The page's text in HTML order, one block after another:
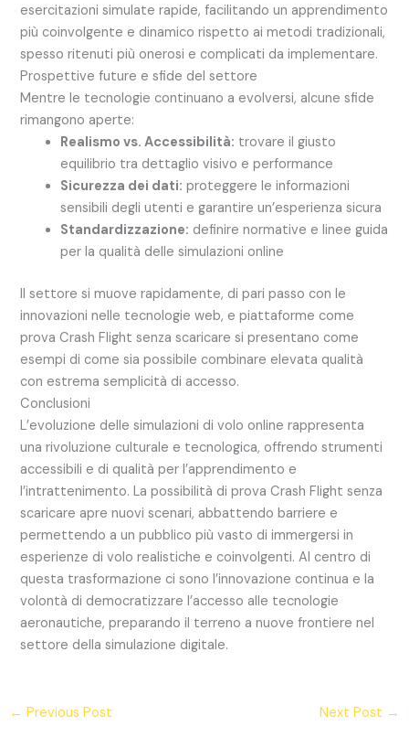
esercitazioni simulate rapide, facilitando un apprendimento
più coinvolgente e dinamico rispetto ai metodi tradizionali,
spesso ritenuti più onerosi e complicati da implementare.
Prospettive future e sfide del settore
Mentre le tecnologie continuano a evolversi, alcune sfide
rimangono aperte:
Realismo vs. Accessibilità: trovare il giusto
equilibrio tra dettaglio visivo e performance
Sicurezza dei dati: proteggere le informazioni
sensibili degli utenti e garantire un’esperienza sicura
Standardizzazione: definire normative e linee guida
per la qualità delle simulazioni online
Il settore si muove rapidamente, di pari passo con le
innovazioni nelle tecnologie web, e piattaforme come
prova Crash Flight senza scaricare si presentano come
esempi di come sia possibile combinare elevata qualità
con estrema semplicità di accesso.
Conclusioni
L’evoluzione delle simulazioni di volo online rappresenta
una rivoluzione culturale e tecnologica, offrendo strumenti
accessibili e di qualità per l’apprendimento e
l’intrattenimento. La possibilità di prova Crash Flight senza
scaricare apre nuovi scenari, abbattendo barriere e
permettendo a un pubblico più vasto di immergersi in
esperienze di volo realistiche e coinvolgenti. Al centro di
questa trasformazione ci sono l’innovazione continua e la
volontà di democratizzare l’accesso alle tecnologie
aeronautiche, preparando il terreno a nuove frontiere nel
settore della simulazione digitale.
← Previous Post Next Post →